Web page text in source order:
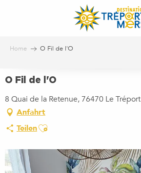
Home O Fil de l'O
O Fil de l'O
8 Quai de la Retenue, 76470 Le Tréport
Anfahrt
TeilenAjouter aux favoris